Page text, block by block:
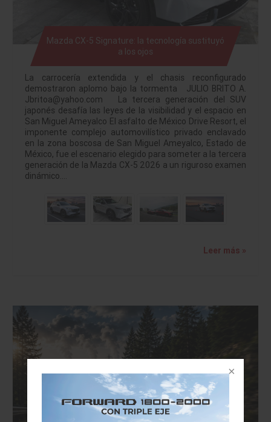
Mazda CX-5 Signature: la tecnología sustituyó
a los ojos
La carrocería extendida y el chasis reconfigurado
demostraron aplomo bajo la tormenta JULIO BRITO A.
Jbritoa@yahoo.com La tercera generación del SUV
japonés desafía las leyes de la visibilidad y el espacio en
San Miguel Ameyalco El asfalto de México Drive Resort, el
imponente complejo automovilístico privado enclavado
en la zona boscosa de San Miguel Ameyalco, Estado de
México, fue el escenario elegido para someter a la tercera
generación de la Mazda CX-5 2026 a un riguroso examen
dinámico.…
Leer más »